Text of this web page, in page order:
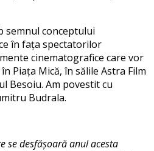
semnul conceptului
în faţa spectatorilor
cinematografice care vor
Piaţa Mică, în sălile Astra Film
Besoiu. Am povestit cu
Budrala.
se desfăşoară anul acesta